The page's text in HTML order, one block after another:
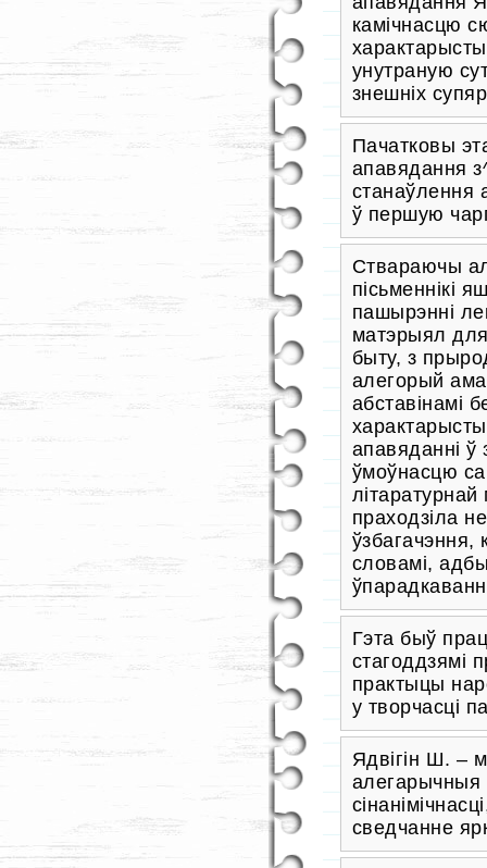
камічнасцю
унутраную
знешніх
Пачатковы
апавядання
станаўлення
ў першую
Ствараючы
пісьменнікі
пашырэнні
матэрыял
быту, з
алегорый
абставінамі
апавяданні ў
ўмоўнасцю
праходзіла
ўзбагачэння,
словамі,
Гэта быў
стагоддзямі
практыцы
у творчасці
Ядвігін Ш. –
алегарычныя
сведчанне